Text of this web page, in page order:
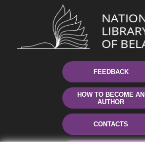
FEEDBACK
HOW TO BECOME AN
AUTHOR
CONTACTS